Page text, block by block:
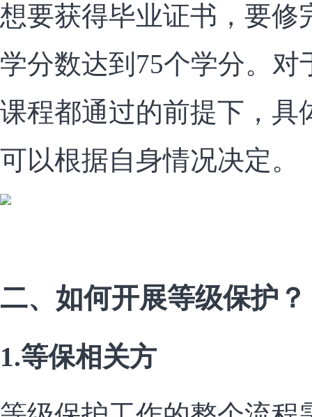
想要获得毕业证书，要修
学分数达到75个学分。
课程都通过的前提下，具
可以根据自身情况决定。
二、如何开展等级保护？
1.等保相关方